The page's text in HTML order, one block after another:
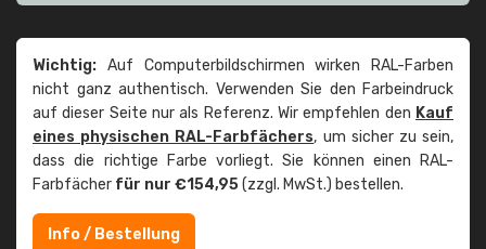
Wichtig: Auf Computerbildschirmen wirken RAL-Farben
nicht ganz authentisch. Verwenden Sie den Farbeindruck
auf dieser Seite nur als Referenz. Wir empfehlen den Kauf
eines physischen RAL-Farbfächers, um sicher zu sein,
dass die richtige Farbe vorliegt. Sie können einen RAL-
Farbfächer für nur €154,95(zzgl. MwSt.) bestellen.
Info / Bestellung